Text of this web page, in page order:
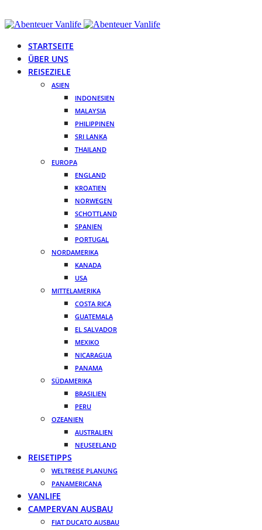
STARTSEITE
ÜBER UNS
REISEZIELE
ASIEN
INDONESIEN
MALAYSIA
PHILIPPINEN
SRI LANKA
THAILAND
EUROPA
ENGLAND
KROATIEN
NORWEGEN
SCHOTTLAND
SPANIEN
PORTUGAL
NORDAMERIKA
KANADA
USA
MITTELAMERIKA
COSTA RICA
GUATEMALA
EL SALVADOR
MEXIKO
NICARAGUA
PANAMA
SÜDAMERIKA
BRASILIEN
PERU
OZEANIEN
AUSTRALIEN
NEUSEELAND
REISETIPPS
WELTREISE PLANUNG
PANAMERICANA
VANLIFE
CAMPERVAN AUSBAU
FIAT DUCATO AUSBAU